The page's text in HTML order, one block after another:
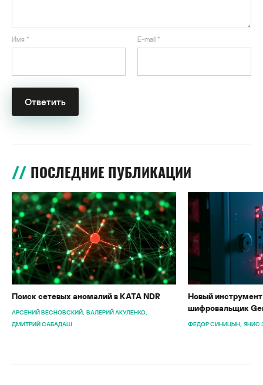
Имя * E-mail *
ПОСЛЕДНИЕ ПУБЛИКАЦИИ
Поиск сетевых аномалий в KATA NDR
АРСЕНИЙ ВЕСНОВСКИЙ ВАЛЕРИЙ АКУЛЕНКО
ДМИТРИЙ САБАДАШ
Новый
шифровальщик
ФЕДОР СИНИЦЫН ЯНИС